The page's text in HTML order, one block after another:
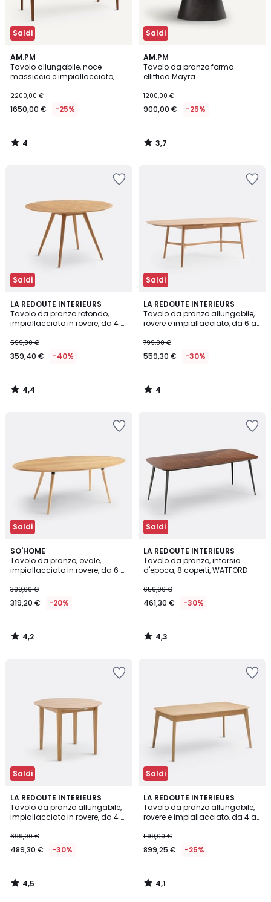
Saldi
AM.PM
Tavolo allungabile, noce
massiccio e impiallacciato,
2200,00 €
1650,00 € -25%
4
/
5
4
/
Saldi
AM.PM
Tavolo da pranzo forma
ellittica Mayra
1200,00 €
900,00 € -25%
3,7
/ 5
3,7
/
Saldi
LA REDOUTE INTERIEURS
Tavolo da pranzo rotondo,
impiallacciato in rovere, da 4 a
599,00 €
359,40 € -40%
4,4
/ 5
4,4
/
Saldi
LA REDOUTE INTERIEURS
Tavolo da pranzo allungabile,
rovere e impiallacciato, da 6 a
799,00 €
559,30 € -30%
4
/
5
4
/
Saldi
SO'HOME
Tavolo da pranzo, ovale,
impiallacciato in rovere, da 6 a
399,00 €
319,20 € -20%
4,2
/ 5
4,2
/
Saldi
LA REDOUTE INTERIEURS
Tavolo da pranzo, intarsio
d'epoca, 8 coperti, WATFORD
659,00 €
461,30 € -30%
4,3
/ 5
4,3
/
Saldi
LA REDOUTE INTERIEURS
Tavolo da pranzo allungabile,
impiallacciato in rovere, da 4 a
699,00 €
489,30 € -30%
4,5
/ 5
4,5
/
Saldi
LA REDOUTE INTERIEURS
Tavolo da pranzo allungabile,
rovere e impiallacciato, da 4 a
1199,00 €
899,25 € -25%
4,1
/ 5
4,1
/